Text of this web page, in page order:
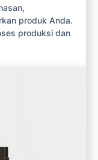
produk Anda.
produksi dan